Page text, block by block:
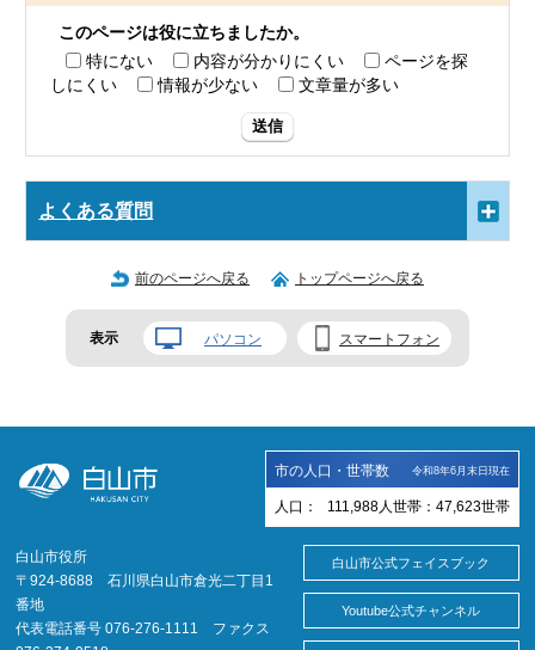
このページは役に立ちましたか。
特にない
内容が分かりにくい
ページを探
しにくい
情報が少ない 文章量が多い
送信
よくある質問
前のページへ戻る トップページへ戻る
表示 パソコン スマートフォン
市の人口・世帯数 令和8年6月末日現在
人口： 111,988 人 世帯： 47,623世帯
白山市役所
〒924-8688 石川県白山市倉光二丁目1
番地
代表電話番号 076-276-1111 ファクス
白山市公式フェイスブック
Youtube公式チャンネル